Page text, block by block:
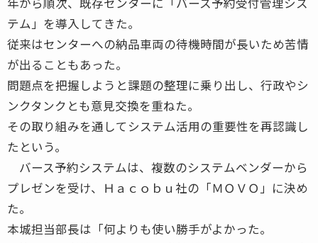
テム」を導入してきた。
従来はセンターへの納品車両の待機時間が長いため苦情
が出ることもあった。
問題点を把握しようと課題の整理に乗り出し、行政やシ
ンクタンクとも意見交換を重ねた。
その取り組みを通してシステム活用の重要性を再認識し
たという。
バース予約システムは、複数のシステムベンダーから
プレゼンを受け、Ｈａｃｏｂｕ社の「ＭＯＶＯ」に決め
た。
本城担当部長は「何よりも使い勝手がよかった。